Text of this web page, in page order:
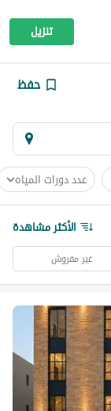
تنزيل
حفظ
عدد دورات المياه
الأكثر مشاهدة
غير مفروش